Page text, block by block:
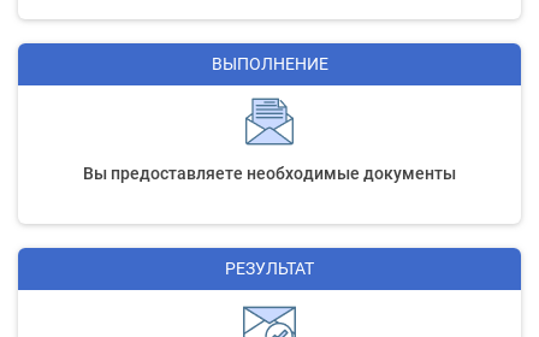
ВЫПОЛНЕНИЕ
Вы предоставляете необходимые документы
РЕЗУЛЬТАТ